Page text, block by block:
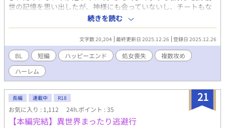
世の記憶を思い出したが、神様にも会っていないし、チートもな
い。平凡な異世界転生になりそうだと、この時は思っていた。事
態が急転したのは、13歳のある日だった。精通した日から微熱が
出始め、とうとう高熱が出て下がらなくなってしまった。僕を救
ったのは、神官達のセックス。お腹の紋様は神の花嫁のしるしだ
と言われた。そうして僕は、神殿に入り、神官を食いまくってい
く。神殿騎士も食うし、好きになった男とも勿論セックスする。
エロい薔薇色のセックスライフが幕を開ける。※ムーンライトノ
ベルズ様にも公開しています。※攻め視点も公開しました。宜し
ければ、お読みください。
続きを読む
文字数 20,204 最終更新日 2025.12.26 登録日 2025.12.26
BL 短編 ハッピーエンド 処女喪失
複数攻め
ハーレム
21
長編 連載中 R18
お気に入り : 1,112 24h.ポイント : 35
【本編完結】異世界まったり逃避行